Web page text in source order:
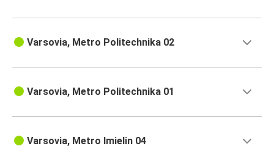
Varsovia, Metro Politechnika 02
Varsovia, Metro Politechnika 01
Varsovia, Metro Imielin 04